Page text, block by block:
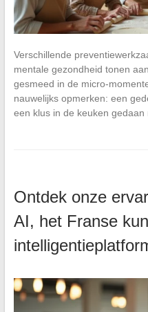
Verschillende
mentale gezondheid tonen
gesmeed in de micro-
nauwelijks opmerken: een
een klus in de keuken gedaan
Ontdek onze
AI, het Franse